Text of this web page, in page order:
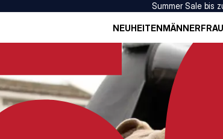
Summer Sale bis
NEUHEITENMÄNNER